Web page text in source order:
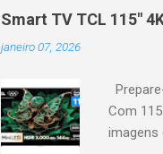
recomendações
mais. Google Assistente :
Altura: 153,8 cm |
Smart TV TCL 115"
janeiro 07, 2026
Com
imagens